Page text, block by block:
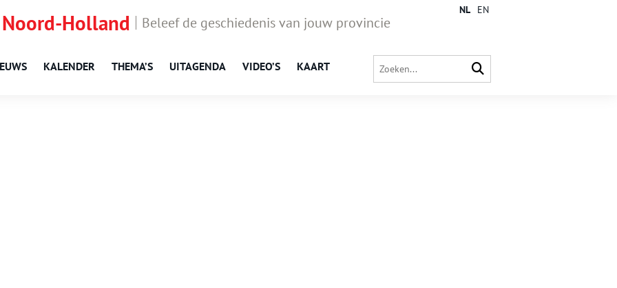
Holland Beleef de geschiedenis van jouw provincie
KALENDER THEMA’S UITAGENDA VIDEO’S KAART
NL EN